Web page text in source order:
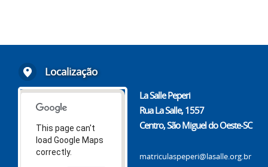
Localização
This page can't
load Google Maps
correctly.
La Salle Peperi
Rua La Salle, 1557
Centro, São Miguel do Oeste-SC
matriculaspeperi@lasalle.org.br